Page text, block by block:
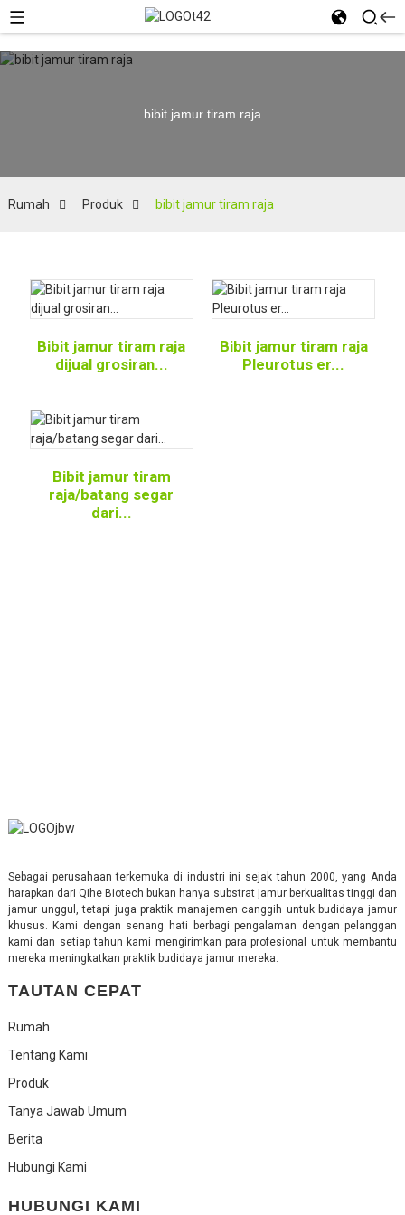
bibit jamur tiram raja
Rumah Produk bibit jamur tiram raja
Bibit jamur tiram raja
dijual grosiran...
Bibit jamur tiram raja
Pleurotus er...
Bibit jamur tiram
raja/batang segar
dari...
Sebagai perusahaan terkemuka di industri ini sejak tahun 2000, yang Anda
harapkan dari Qihe Biotech bukan hanya substrat jamur berkualitas tinggi dan
jamur unggul, tetapi juga praktik manajemen canggih untuk budidaya jamur
khusus. Kami dengan senang hati berbagi pengalaman dengan pelanggan
kami dan setiap tahun kami mengirimkan para profesional untuk membantu
mereka meningkatkan praktik budidaya jamur mereka.
TAUTAN CEPAT
Rumah
Tentang Kami
Produk
Tanya Jawab Umum
Berita
Hubungi Kami
HUBUNGI KAMI